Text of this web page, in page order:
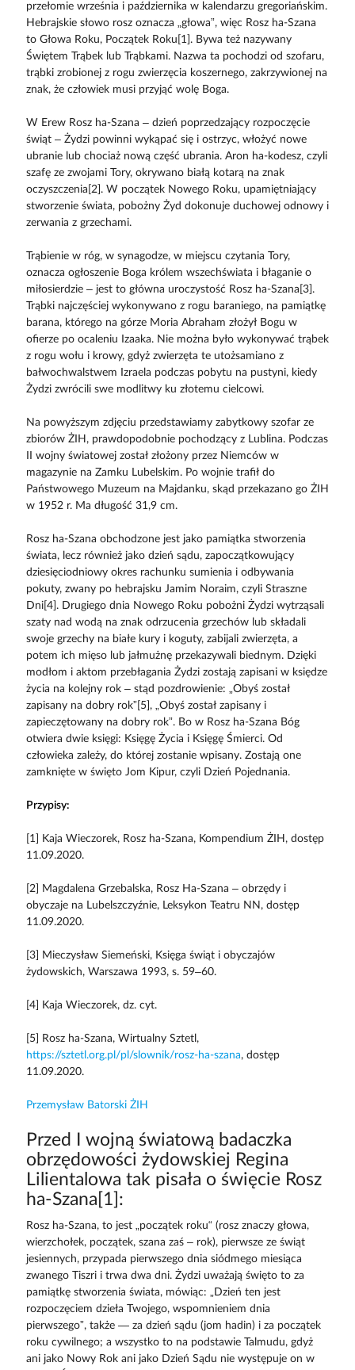
przełomie września i października w kalendarzu gregoriańskim.
Hebrajskie słowo rosz oznacza „głowa”, więc Rosz ha-Szana
to Głowa Roku, Początek Roku[1]. Bywa też nazywany
Świętem Trąbek lub Trąbkami. Nazwa ta pochodzi od szofaru,
trąbki zrobionej z rogu zwierzęcia koszernego, zakrzywionej na
znak, że człowiek musi przyjąć wolę Boga.
W Erew Rosz ha-Szana – dzień poprzedzający rozpoczęcie
świąt – Żydzi powinni wykąpać się i ostrzyc, włożyć nowe
ubranie lub chociaż nową część ubrania. Aron ha-kodesz, czyli
szafę ze zwojami Tory, okrywano białą kotarą na znak
oczyszczenia[2]. W początek Nowego Roku, upamiętniający
stworzenie świata, pobożny Żyd dokonuje duchowej odnowy i
zerwania z grzechami.
Trąbienie w róg, w synagodze, w miejscu czytania Tory,
oznacza ogłoszenie Boga królem wszechświata i błaganie o
miłosierdzie – jest to główna uroczystość Rosz ha-Szana[3].
Trąbki najczęściej wykonywano z rogu baraniego, na pamiątkę
barana, którego na górze Moria Abraham złożył Bogu w
ofierze po ocaleniu Izaaka. Nie można było wykonywać trąbek
z rogu wołu i krowy, gdyż zwierzęta te utożsamiano z
bałwochwalstwem Izraela podczas pobytu na pustyni, kiedy
Żydzi zwrócili swe modlitwy ku złotemu cielcowi.
Na powyższym zdjęciu przedstawiamy zabytkowy szofar ze
zbiorów ŻIH, prawdopodobnie pochodzący z Lublina. Podczas
II wojny światowej został złożony przez Niemców w
magazynie na Zamku Lubelskim. Po wojnie trafił do
Państwowego Muzeum na Majdanku, skąd przekazano go ŻIH
w 1952 r. Ma długość 31,9 cm.
Rosz ha-Szana obchodzone jest jako pamiątka stworzenia
świata, lecz również jako dzień sądu, zapoczątkowujący
dziesięciodniowy okres rachunku sumienia i odbywania
pokuty, zwany po hebrajsku Jamim Noraim, czyli Straszne
Dni[4]. Drugiego dnia Nowego Roku pobożni Żydzi wytrząsali
szaty nad wodą na znak odrzucenia grzechów lub składali
swoje grzechy na białe kury i koguty, zabijali zwierzęta, a
potem ich mięso lub jałmużnę przekazywali biednym. Dzięki
modłom i aktom przebłagania Żydzi zostają zapisani w księdze
życia na kolejny rok – stąd pozdrowienie: „Obyś został
zapisany na dobry rok”[5], „Obyś został zapisany i
zapieczętowany na dobry rok”. Bo w Rosz ha-Szana Bóg
otwiera dwie księgi: Księgę Życia i Księgę Śmierci. Od
człowieka zależy, do której zostanie wpisany. Zostają one
zamknięte w święto Jom Kipur, czyli Dzień Pojednania.
Przypisy:
[1] Kaja Wieczorek, Rosz ha-Szana, Kompendium ŻIH, dostęp
11.09.2020.
[2] Magdalena Grzebalska, Rosz Ha-Szana – obrzędy i
obyczaje na Lubelszczyźnie, Leksykon Teatru NN, dostęp
11.09.2020.
[3] Mieczysław Siemeński, Księga świąt i obyczajów
żydowskich, Warszawa 1993, s. 59–60.
[4] Kaja Wieczorek, dz. cyt.
[5] Rosz ha-Szana, Wirtualny Sztetl,
https://sztetl.org.pl/pl/slownik/rosz-ha-szana, dostęp
11.09.2020.
Przemysław Batorski ŻIH
Przed I wojną światową badaczka
obrzędowości żydowskiej Regina
Lilientalowa tak pisała o święcie Rosz
ha-Szana[1]:
Rosz ha-Szana, to jest „początek roku“ (rosz znaczy głowa,
wierzchołek, początek, szana zaś – rok), pierwsze ze świąt
jesiennych, przypada pierwszego dnia siódmego miesiąca
zwanego Tiszri i trwa dwa dni. Żydzi uważają święto to za
pamiątkę stworzenia świata, mówiąc: „Dzień ten jest
rozpoczęciem dzieła Twojego, wspomnieniem dnia
pierwszego”, także — za dzień sądu (jom hadin) i za początek
roku cywilnego; a wszystko to na podstawie Talmudu, gdyż
ani jako Nowy Rok ani jako Dzień Sądu nie występuje on w